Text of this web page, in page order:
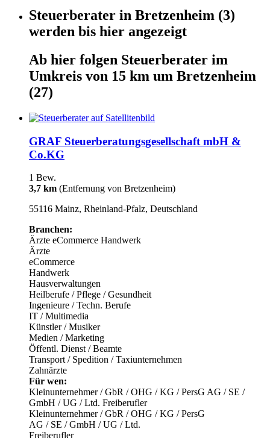
Steuerberater in Bretzenheim (3)
werden bis hier angezeigt
Ab hier folgen Steuerberater im
Umkreis von 15 km um Bretzenheim
(27)
GRAF Steuerberatungsgesellschaft mbH &
Co.KG
1 Bew.
3,7 km (Entfernung von Bretzenheim)
55116 Mainz, Rheinland-Pfalz, Deutschland
Branchen:
Ärzte eCommerce Handwerk
Ärzte
eCommerce
Handwerk
Hausverwaltungen
Heilberufe / Pflege / Gesundheit
Ingenieure / Techn. Berufe
IT / Multimedia
Künstler / Musiker
Medien / Marketing
Öffentl. Dienst / Beamte
Transport / Spedition / Taxiunternehmen
Zahnärzte
Für wen:
Kleinunternehmer / GbR / OHG / KG / PersG AG / SE /
GmbH / UG / Ltd. Freiberufler
Kleinunternehmer / GbR / OHG / KG / PersG
AG / SE / GmbH / UG / Ltd.
Freiberufler